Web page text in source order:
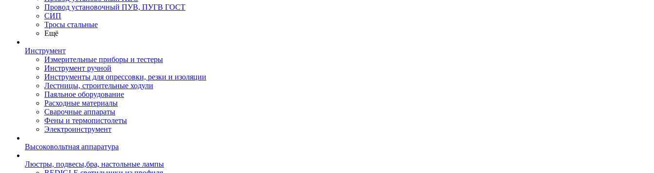
Провод установочный ПУВ, ПУГВ ГОСТ
СИП
Тросы стальные
Ещё
Инструмент
Измерительные приборы и тестеры
Инструмент ручной
Инструменты для опрессовки, резки и изоляции
Лестницы, строительные ходули
Паяльное оборудование
Расходные материалы
Сварочные аппараты
Фены и термопистолеты
Электроинструмент
Высоковольтная аппаратура
Люстры, подвесы,бра, настольные лампы